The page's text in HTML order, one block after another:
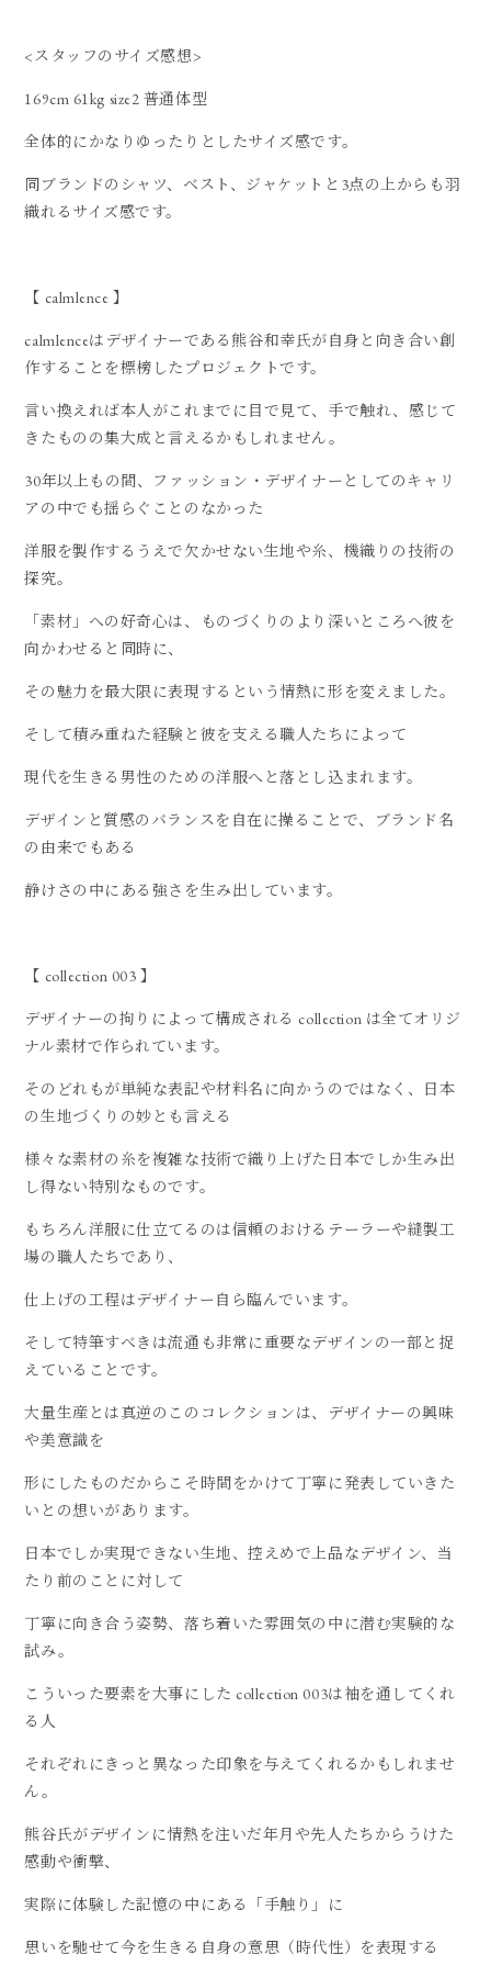
<スタッフのサイズ感想>
169cm 61kg size2 普通体型
全体的にかなりゆったりとしたサイズ感です。
同ブランドのシャツ、ベスト、ジャケットと3点の上からも羽
織れるサイズ感です。
【 calmlence 】
calmlenceはデザイナーである熊谷和幸氏が自身と向き合い創
作することを標榜したプロジェクトです。
言い換えれば本人がこれまでに目で見て、手で触れ、感じて
きたものの集大成と言えるかもしれません。
30年以上もの間、ファッション・デザイナーとしてのキャリ
アの中でも揺らぐことのなかった
洋服を製作するうえで欠かせない生地や糸、機織りの技術の
探究。
「素材」への好奇心は、ものづくりのより深いところへ彼を
向かわせると同時に、
その魅力を最大限に表現するという情熱に形を変えました。
そして積み重ねた経験と彼を支える職人たちによって
現代を生きる男性のための洋服へと落とし込まれます。
デザインと質感のバランスを自在に操ることで、ブランド名
の由来でもある
静けさの中にある強さを生み出しています。
【 collection 003 】
デザイナーの拘りによって構成される collection は全てオリジ
ナル素材で作られています。
そのどれもが単純な表記や材料名に向かうのではなく、日本
の生地づくりの妙とも言える
様々な素材の糸を複雑な技術で織り上げた日本でしか生み出
し得ない特別なものです。
もちろん洋服に仕立てるのは信頼のおけるテーラーや縫製工
場の職人たちであり、
仕上げの工程はデザイナー自ら臨んでいます。
そして特筆すべきは流通も非常に重要なデザインの一部と捉
えていることです。
大量生産とは真逆のこのコレクションは、デザイナーの興味
や美意識を
形にしたものだからこそ時間をかけて丁寧に発表していきた
いとの想いがあります。
日本でしか実現できない生地、控えめで上品なデザイン、当
たり前のことに対して
丁寧に向き合う姿勢、落ち着いた雰囲気の中に潜む実験的な
試み。
こういった要素を大事にした collection 003は袖を通してくれ
る人
それぞれにきっと異なった印象を与えてくれるかもしれませ
ん。
熊谷氏がデザインに情熱を注いだ年月や先人たちからうけた
感動や衝撃、
実際に体験した記憶の中にある「手触り」に
思いを馳せて今を生きる自身の意思（時代性）を表現する